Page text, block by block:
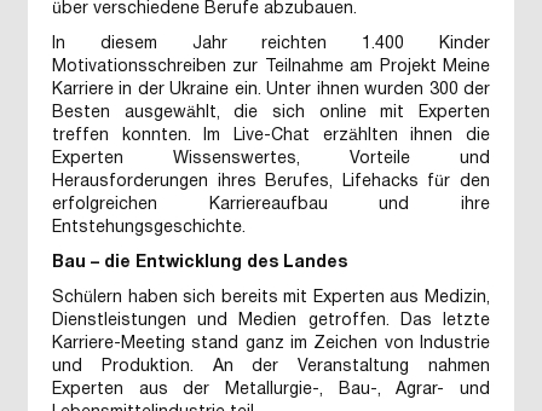
über verschiedene Berufe abzubauen.
In diesem Jahr reichten 1.400 Kinder
Motivationsschreiben zur Teilnahme am Projekt Meine
Karriere in der Ukraine ein. Unter ihnen wurden 300 der
Besten ausgewählt, die sich online mit Experten
treffen konnten. Im Live-Chat erzählten ihnen die
Experten Wissenswertes, Vorteile und
Herausforderungen ihres Berufes, Lifehacks für den
erfolgreichen Karriereaufbau und ihre
Entstehungsgeschichte.
Bau – die Entwicklung des Landes
Schülern haben sich bereits mit Experten aus Medizin,
Dienstleistungen und Medien getroffen. Das letzte
Karriere-Meeting stand ganz im Zeichen von Industrie
und Produktion. An der Veranstaltung nahmen
Experten aus der Metallurgie-, Bau-, Agrar- und